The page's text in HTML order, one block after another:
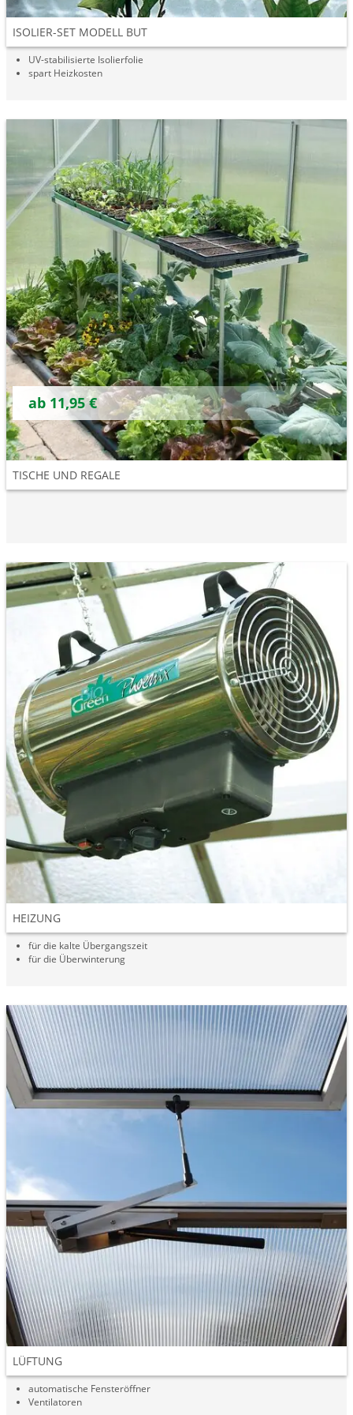
ISOLIER-SET MODELL BUT
UV-stabilisierte Isolierfolie
spart Heizkosten
ab 11,95€
TISCHE UND REGALE
HEIZUNG
für die kalte Übergangszeit
für die Überwinterung
LÜFTUNG
automatische Fensteröffner
Ventilatoren